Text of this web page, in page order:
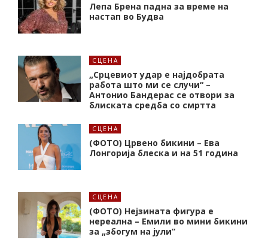
Лепа Брена падна за време на
настап во Будва
СЦЕНА
„Срцевиот удар е најдобрата
работа што ми се случи“ –
Антонио Бандерас се отвори за
блиската средба со смртта
СЦЕНА
(ФОТО) Црвено бикини – Ева
Лонгорија блеска и на 51 година
СЦЕНА
(ФОТО) Нејзината фигура е
нереална – Емили во мини бикини
за „збогум на јули“